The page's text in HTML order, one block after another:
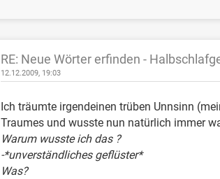
RE: Neue Wörter erfinden -
12.12.2009, 19:03
Ich träumte irgendeinen trüben Unnsinn
Traumes und wusste nun natürlich immer
Warum wusste ich das ?
-*unverständliches geflüster*
Was?